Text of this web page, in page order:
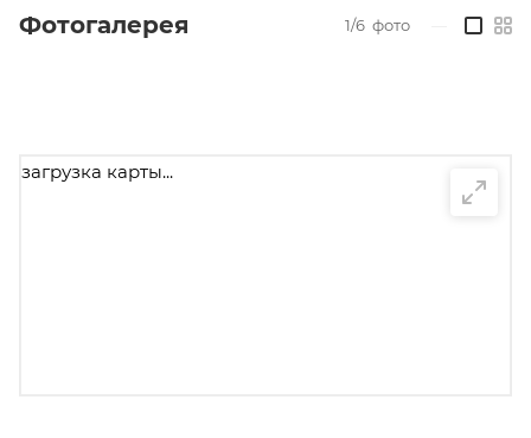
Фотогалерея 1/6 фото
загрузка карты...